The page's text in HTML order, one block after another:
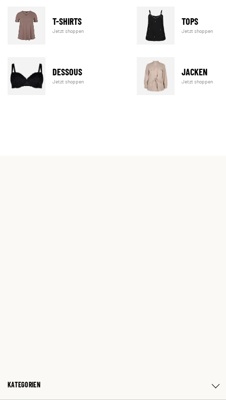
T-SHIRTS
Jetzt shoppen
TOPS
Jetzt shoppen
DESSOUS
Jetzt shoppen
JACKEN
Jetzt shoppen
KATEGORIEN